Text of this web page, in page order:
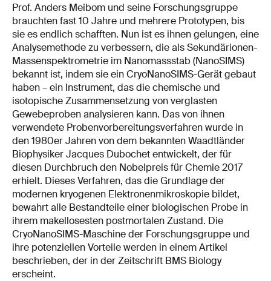
Prof. Anders Meibom und seine Forschungsgruppe
brauchten fast 10 Jahre und mehrere Prototypen, bis
sie es endlich schafften. Nun ist es ihnen gelungen, eine
Analysemethode zu verbessern, die als Sekundärionen-
Massenspektrometrie im Nanomassstab (NanoSIMS)
bekannt ist, indem sie ein CryoNanoSIMS-Gerät gebaut
haben – ein Instrument, das die chemische und
isotopische Zusammensetzung von verglasten
Gewebeproben analysieren kann. Das von ihnen
verwendete Probenvorbereitungsverfahren wurde in
den 1980er Jahren von dem bekannten Waadtländer
Biophysiker Jacques Dubochet entwickelt, der für
diesen Durchbruch den Nobelpreis für Chemie 2017
erhielt. Dieses Verfahren, das die Grundlage der
modernen kryogenen Elektronenmikroskopie bildet,
bewahrt alle Bestandteile einer biologischen Probe in
ihrem makellosesten postmortalen Zustand. Die
CryoNanoSIMS-Maschine der Forschungsgruppe und
ihre potenziellen Vorteile werden in einem Artikel
beschrieben, der in der Zeitschrift BMS Biology
erscheint.